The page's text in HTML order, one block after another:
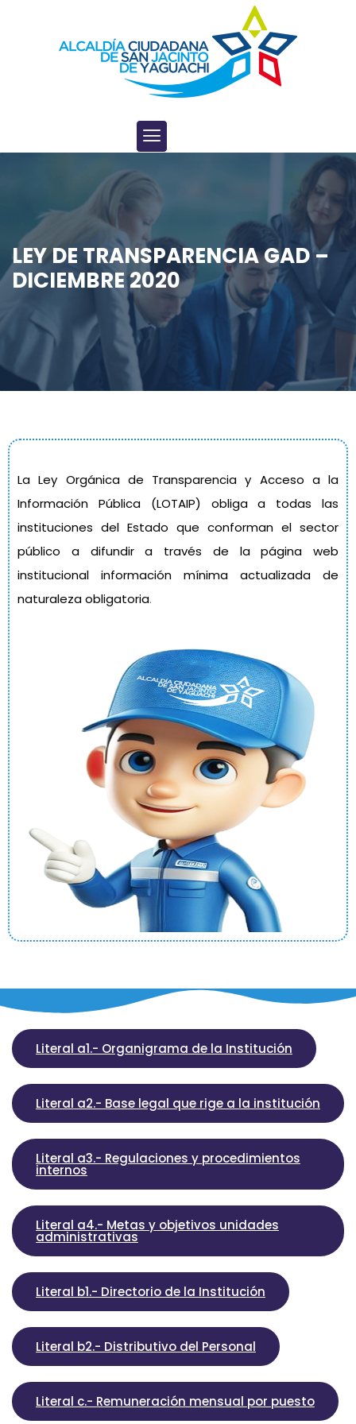
LEY DE TRANSPARENCIA GAD –
DICIEMBRE 2020
La Ley Orgánica de Transparencia y Acceso a la
Información Pública (LOTAIP) obliga a todas las
instituciones del Estado que conforman el sector
público a difundir a través de la página web
institucional información mínima actualizada de
naturaleza obligatoria.
Literal a1.- Organigrama de la Institución
Literal a2.- Base legal que rige a la institución
Literal a3.- Regulaciones y procedimientos
internos
Literal a4.- Metas y objetivos unidades
administrativas
Literal b1.- Directorio de la Institución
Literal b2.- Distributivo del Personal
Literal c.- Remuneración mensual por puesto